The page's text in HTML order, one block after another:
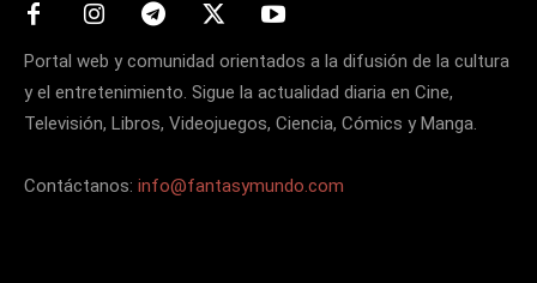
Portal web y comunidad orientados a la difusión de la cultura
y el entretenimiento. Sigue la actualidad diaria en Cine,
Televisión, Libros, Videojuegos, Ciencia, Cómics y Manga.
Contáctanos: info@fantasymundo.com